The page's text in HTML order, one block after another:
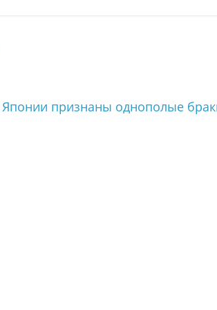
признаны однополые